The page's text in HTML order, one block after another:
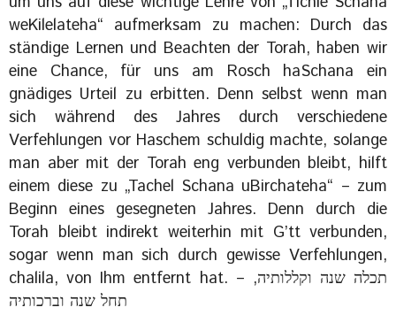
weKilelateha“ aufmerksam zu machen: Durch das
ständige Lernen und Beachten der Torah, haben wir
eine Chance, für uns am Rosch haSchana ein
gnädiges Urteil zu erbitten. Denn selbst wenn man
sich während des Jahres durch verschiedene
Verfehlungen vor Haschem schuldig machte, solange
man aber mit der Torah eng verbunden bleibt, hilft
einem diese zu „Tachel Schana uBirchateha“ – zum
Beginn eines gesegneten Jahres. Denn durch die
Torah bleibt indirekt weiterhin mit G’tt verbunden,
sogar wenn man sich durch gewisse Verfehlungen,
chalila, von Ihm entfernt hat. – תכלה שנה וקללותיה,
תחל שנה וברכותיה